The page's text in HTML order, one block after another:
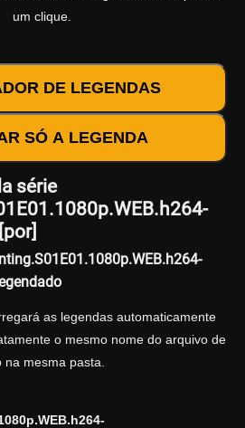
um clique.
DE LEGENDAS
SÓ A LEGENDA
série
as legendas automaticamente
o mesmo nome do arquivo de
mesma pasta.